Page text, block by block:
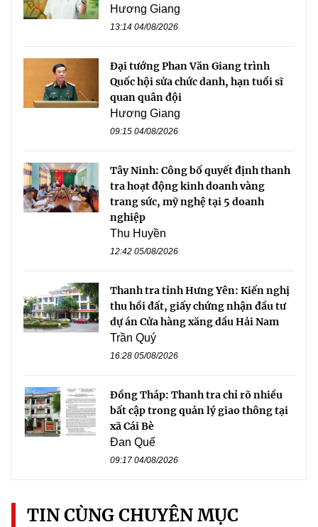
Hương Giang
13:14 04/08/2026
Đại tướng Phan Văn Giang trình
Quốc hội sửa chức danh, hạn tuổi sĩ
quan quân đội
Hương Giang
09:15 04/08/2026
Tây Ninh: Công bố quyết định thanh
tra hoạt động kinh doanh vàng
trang sức, mỹ nghệ tại 5 doanh
nghiệp
Thu Huyền
12:42 05/08/2026
Thanh tra tỉnh Hưng Yên: Kiến nghị
thu hồi đất, giấy chứng nhận đầu tư
dự án Cửa hàng xăng dầu Hải Nam
Trần Quý
16:28 05/08/2026
Đồng Tháp: Thanh tra chỉ rõ nhiều
bất cập trong quản lý giao thông tại
xã Cái Bè
Đan Quế
09:17 04/08/2026
TIN CÙNG CHUYÊN MỤC